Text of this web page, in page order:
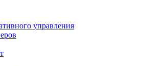
управления